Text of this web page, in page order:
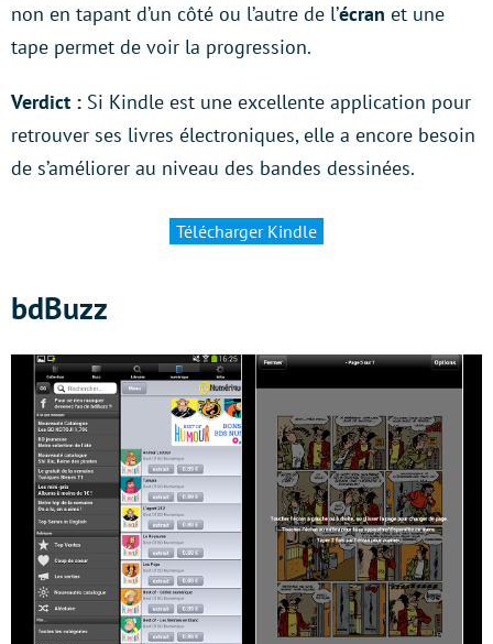
non en tapant d’un côté ou l’autre de l’écran et une
tape permet de voir la progression.
Verdict : Si Kindle est une excellente application pour
retrouver ses livres électroniques, elle a encore besoin
de s’améliorer au niveau des bandes dessinées.
Télécharger Kindle
bdBuzz